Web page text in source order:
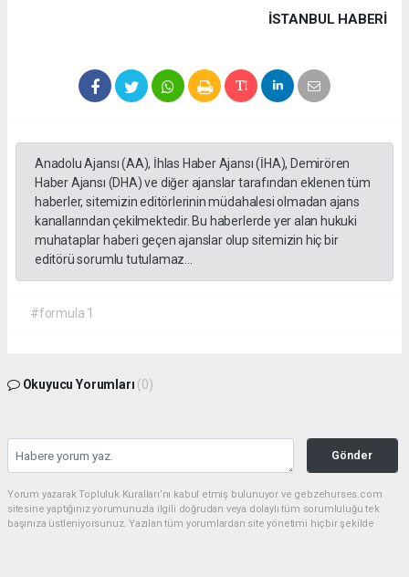
İSTANBUL HABERİ
Anadolu Ajansı (AA), İhlas Haber Ajansı (İHA), Demirören
Haber Ajansı (DHA) ve diğer ajanslar tarafından eklenen tüm
haberler, sitemizin editörlerinin müdahalesi olmadan ajans
kanallarından çekilmektedir. Bu haberlerde yer alan hukuki
muhataplar haberi geçen ajanslar olup sitemizin hiç bir
editörü sorumlu tutulamaz...
#formula 1
Okuyucu Yorumları (0)
Gönder
Yorum yazarak Topluluk Kuralları’nı kabul etmiş bulunuyor ve gebzehurses.com
sitesine yaptığınız yorumunuzla ilgili doğrudan veya dolaylı tüm sorumluluğu tek
başınıza üstleniyorsunuz. Yazılan tüm yorumlardan site yönetimi hiçbir şekilde